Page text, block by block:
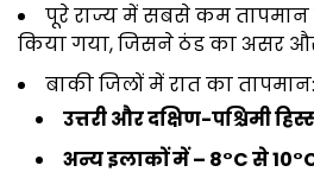
पूरे राज्य में सबसे कम तापमान
किया गया, जिसने ठंड का असर और
बाकी जिलों में रात का तापमान:
उत्तरी और दक्षिण-पश्चिमी
अन्य इलाकों में– 8°Cसे